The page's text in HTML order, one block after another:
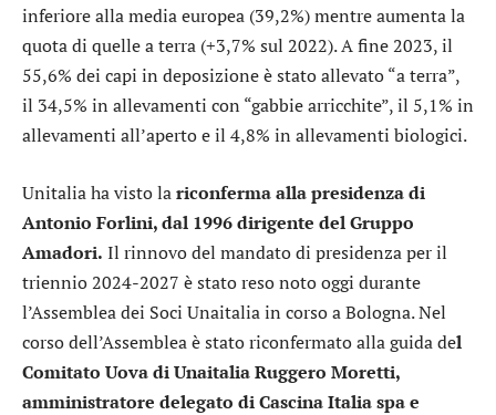
inferiore alla media europea (39,2%) mentre aumenta la
quota di quelle a terra (+3,7% sul 2022). A fine 2023, il
55,6% dei capi in deposizione è stato allevato “a terra”,
il 34,5% in allevamenti con “gabbie arricchite”, il 5,1% in
allevamenti all’aperto e il 4,8% in allevamenti biologici.
Unitalia ha visto lariconferma alla presidenza di
Antonio Forlini, dal 1996 dirigente del Gruppo
Amadori. Il rinnovo del mandato di presidenza per il
triennio 2024-2027 è stato reso noto oggi durante
l’Assemblea dei Soci Unaitalia in corso a Bologna. Nel
corso dell’Assemblea è stato riconfermato alla guida del
Comitato Uova di Unaitalia Ruggero Moretti,
amministratore delegato di Cascina Italia spa e